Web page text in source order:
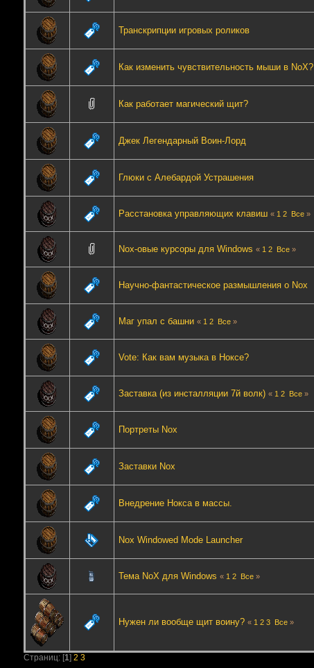
Транскрипции игровых роликов
Как изменить чувствительность мыши в NoX?
Как работает магический щит?
Джек Легендарный Воин-Лорд
Глюки с Алебардой Устрашения
Расстановка управляющих клавиш « 1 2 Все »
Nox-овые курсоры для Windows « 1 2 Все »
Научно-фантастическое размышления о Nox
Маг упал с башни « 1 2 Все »
Vote: Как вам музыка в Ноксе?
Заставка (из инсталляции 7й волк) « 1 2 Все »
Портреты Nox
Заставки Nox
Внедрение Нокса в массы.
Nox Windowed Mode Launcher
Тема NoX для Windows « 1 2 Все »
Нужен ли вообще щит воину? « 1 2 3 Все »
Страниц: [1] 2 3